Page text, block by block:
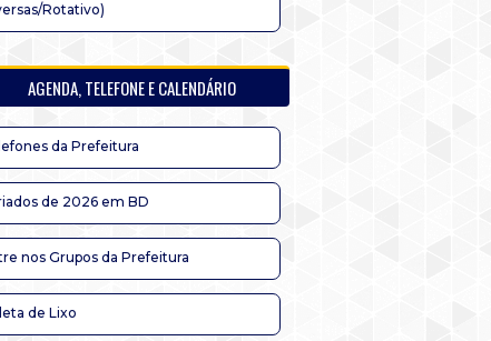
Rotativo)
AGENDA, TELEFONE E CALENDÁRIO
da Prefeitura
de 2026 em BD
nos Grupos da Prefeitura
de Lixo